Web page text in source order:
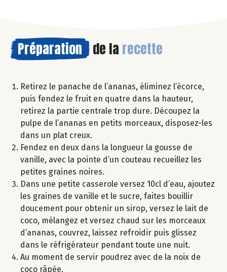
Préparation de la recette
Retirez le panache de l’ananas, éliminez l’écorce,
puis fendez le fruit en quatre dans la hauteur,
retirez la partie centrale trop dure. Découpez la
pulpe de l’ananas en petits morceaux, disposez-les
dans un plat creux.
Fendez en deux dans la longueur la gousse de
vanille, avec la pointe d’un couteau recueillez les
petites graines noires.
Dans une petite casserole versez 10cl d’eau, ajoutez
les graines de vanille et le sucre, faites bouillir
doucement pour obtenir un sirop, versez le lait de
coco, mélangez et versez chaud sur les morceaux
d’ananas, couvrez, laissez refroidir puis glissez
dans le réfrigérateur pendant toute une nuit.
Au moment de servir poudrez avec de la noix de
coco râpée.